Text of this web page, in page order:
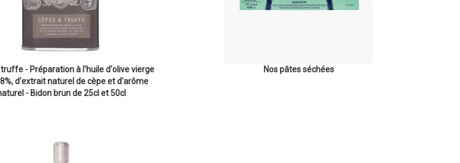
truffe - Préparation à l'huile d'olive vierge
d'extrait naturel de cèpe et d'arôme
- Bidon brun de 25cl et 50cl
Nos pâtes séchées